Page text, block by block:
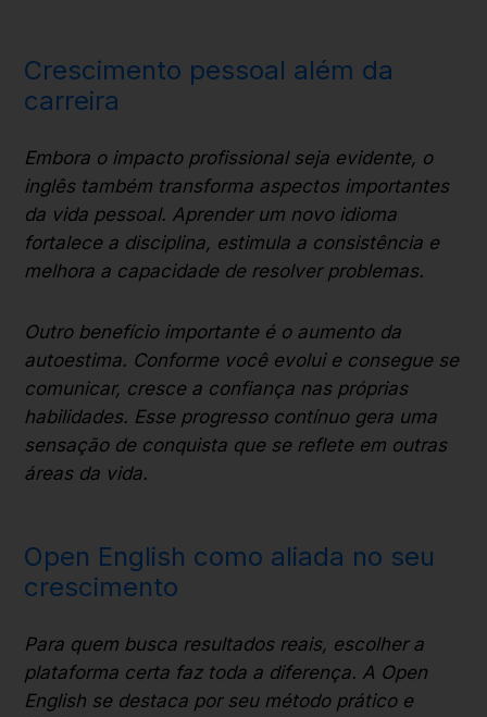
Crescimento pessoal além da
carreira
Embora o impacto profissional seja evidente, o
inglês também transforma aspectos importantes
da vida pessoal. Aprender um novo idioma
fortalece a disciplina, estimula a consistência e
melhora a capacidade de resolver problemas.
Outro benefício importante é o aumento da
autoestima. Conforme você evolui e consegue se
comunicar, cresce a confiança nas próprias
habilidades. Esse progresso contínuo gera uma
sensação de conquista que se reflete em outras
áreas da vida.
Open English como aliada no seu
crescimento
Para quem busca resultados reais, escolher a
plataforma certa faz toda a diferença. A Open
English se destaca por seu método prático e